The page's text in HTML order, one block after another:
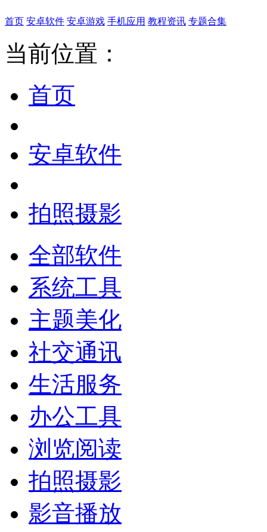
首页 安卓软件 安卓游戏 手机应用 教程资讯 专题合集
当前位置：
首页
安卓软件
拍照摄影
全部软件
系统工具
主题美化
社交通讯
生活服务
办公工具
浏览阅读
拍照摄影
影音播放